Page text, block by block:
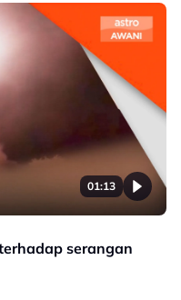
01:13
serangan